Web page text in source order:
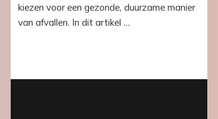
kiezen voor een gezonde, duurzame manier
van afvallen. In dit artikel …